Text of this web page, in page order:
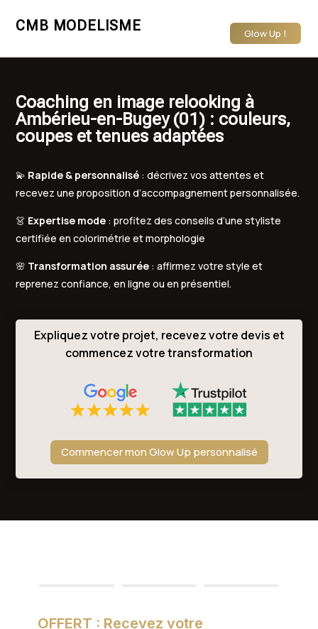
CMB MODELISME Glow Up !
Coaching en image relooking à
Ambérieu-en-Bugey (01) : couleurs,
coupes et tenues adaptées
💫 Rapide & personnalisé : décrivez vos attentes et
recevez une proposition d’accompagnement personnalisée.
👗 Expertise mode : profitez des conseils d’une styliste
certifiée en colorimétrie et morphologie
🌸 Transformation assurée : affirmez votre style et
reprenez confiance, en ligne ou en présentiel.
Expliquez votre projet, recevez votre devis et
commencez votre transformation
Commencer mon Glow Up personnalisé